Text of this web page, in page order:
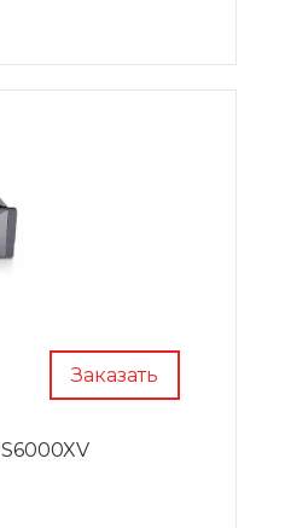
и в то же время
Заказать